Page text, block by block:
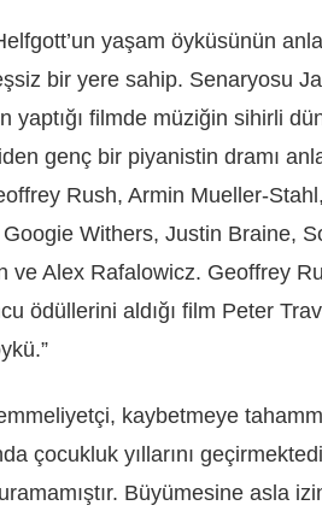
yaşam öyküsünün
bir yere sahip. Senaryosu
yaptığı filmde müziğin sihirli
genç bir piyanistin dramı
Rush, Armin Mueller-
Withers, Justin Braine,
Alex Rafalowicz. Geoffrey
ödüllerini aldığı film Peter
kaybetmeye
çocukluk yıllarını
Büyümesine asla